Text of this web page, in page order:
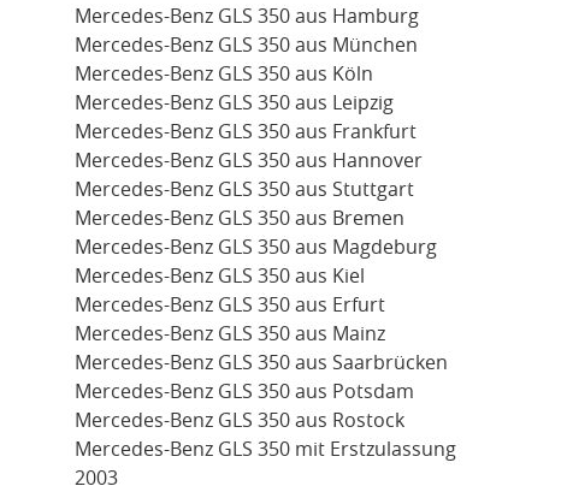
Mercedes-Benz GLS 350 aus Hamburg
Mercedes-Benz GLS 350 aus München
Mercedes-Benz GLS 350 aus Köln
Mercedes-Benz GLS 350 aus Leipzig
Mercedes-Benz GLS 350 aus Frankfurt
Mercedes-Benz GLS 350 aus Hannover
Mercedes-Benz GLS 350 aus Stuttgart
Mercedes-Benz GLS 350 aus Bremen
Mercedes-Benz GLS 350 aus Magdeburg
Mercedes-Benz GLS 350 aus Kiel
Mercedes-Benz GLS 350 aus Erfurt
Mercedes-Benz GLS 350 aus Mainz
Mercedes-Benz GLS 350 aus Saarbrücken
Mercedes-Benz GLS 350 aus Potsdam
Mercedes-Benz GLS 350 aus Rostock
Mercedes-Benz GLS 350 mit Erstzulassung
2003